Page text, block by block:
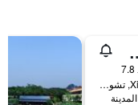
Yihe
5 Xing Zhong Avenue, تشونغشان, الصين